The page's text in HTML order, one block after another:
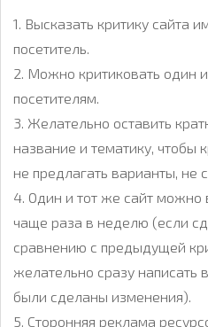
1. Высказать критику сайта
посетитель.
2. Можно критиковать один
посетителям.
3. Желательно оставить
название и тематику, чтобы
не предлагать варианты, не
4. Один и тот же сайт можно
чаще раза в неделю (если
сравнению с предыдущей
желательно сразу написать
были сделаны изменения).
5. Сторонняя реклама